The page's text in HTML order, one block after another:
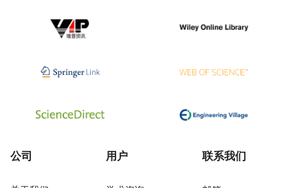
公司 用户 联系我们